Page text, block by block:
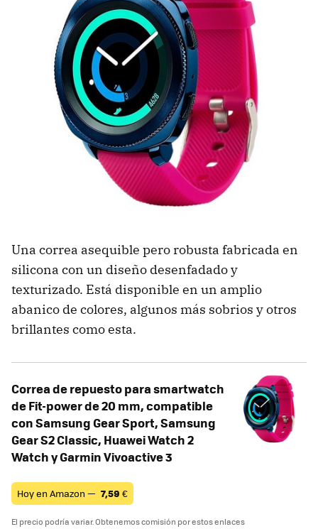
Una correa asequible pero robusta fabricada en
silicona con un diseño desenfadado y
texturizado. Está disponible en un amplio
abanico de colores, algunos más sobrios y otros
brillantes como esta.
Correa de repuesto para smartwatch
de Fit-power de 20 mm, compatible
con Samsung Gear Sport, Samsung
Gear S2 Classic, Huawei Watch 2
Watch y Garmin Vivoactive 3
Hoy en Amazon — 7,59 €
El precio podría variar. Obtenemos comisión por estos enlaces